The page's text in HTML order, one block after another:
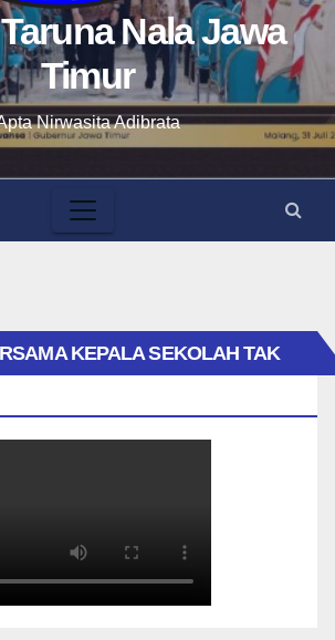
Nala Jawa
Timur
Nirwasita Adibrata
KEPALA SEKOLAH TAK